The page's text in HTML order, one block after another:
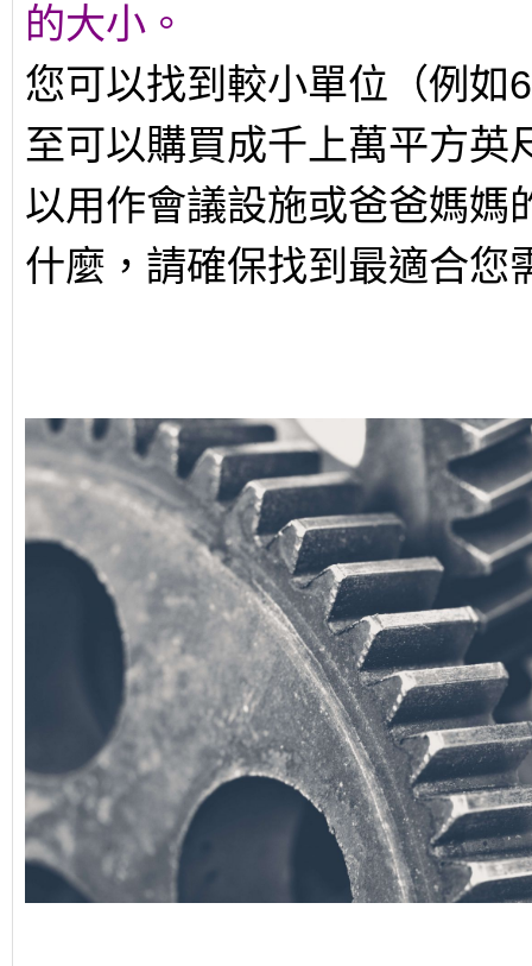
的大小。
您可以找到較小單位（例如
至可以購買成千上萬平方英
以用作會議設施或爸爸媽媽
什麼，請確保找到最適合您